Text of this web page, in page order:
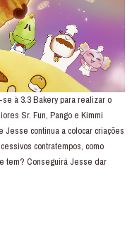
à 3.3 Bakery para realizar o
Sr. Fun, Pango e Kimmi
Jesse continua a colocar criações
contratempos, como
tem? Conseguirá Jesse dar